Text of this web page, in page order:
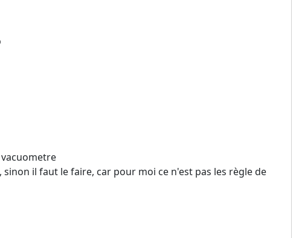
il faut le faire, car pour moi ce n'est pas les règle de